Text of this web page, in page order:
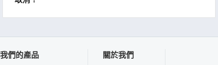
我們的產品 關於我們